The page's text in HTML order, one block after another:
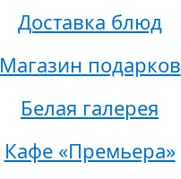
Доставка блюд
Магазин подарков
Белая галерея
Кафе «Премьера»